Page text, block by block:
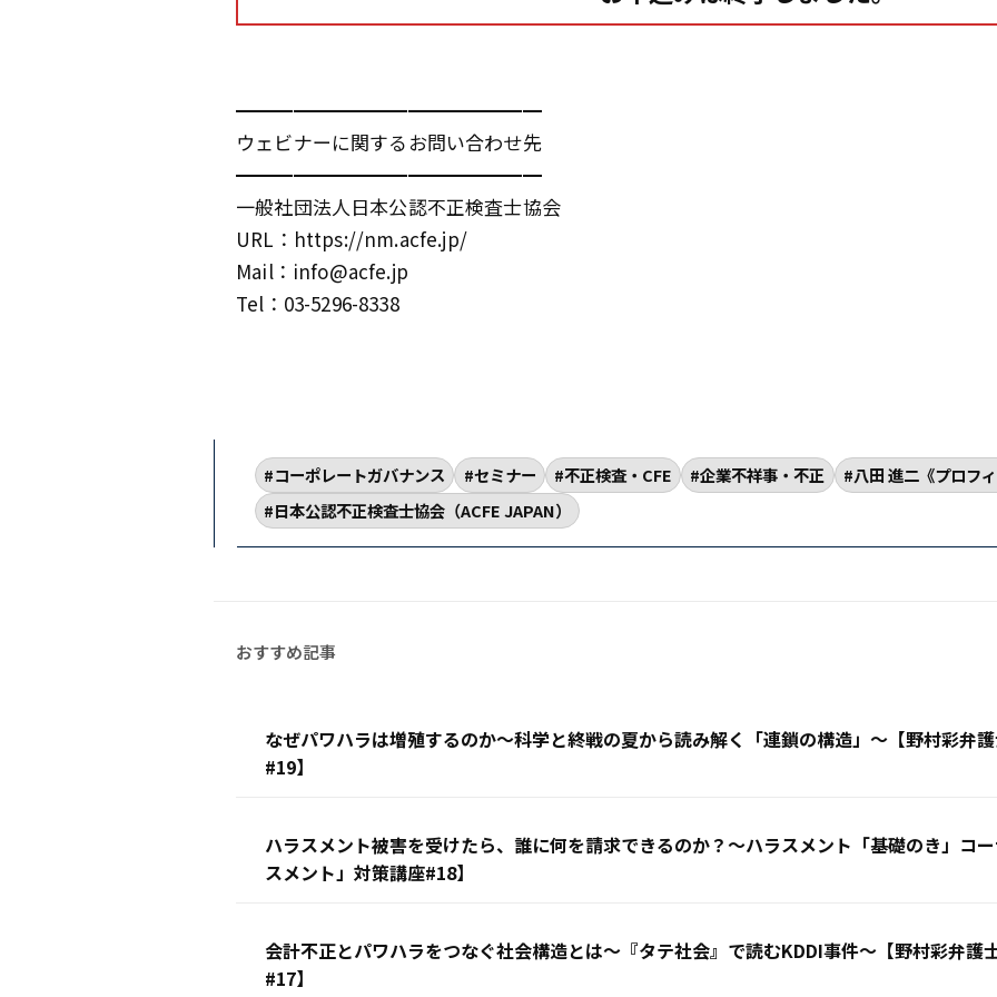
━━━━━━━━━━━━━━━━
ウェビナーに関するお問い合わせ先
━━━━━━━━━━━━━━━━
一般社団法人日本公認不正検査士協会
URL：https://nm.acfe.jp/
Mail：info@acfe.jp
Tel：03-5296-8338
コーポレートガバナンス セミナー 不正検査・CFE 企業不祥事・不正
八田 進二《プロフ
日本公認不正検査士協会（ACFE JAPAN）
なぜパワハラは増殖するのか〜科学と終戦の夏から読み解く「連鎖の構造」〜【野村彩弁
#19】
ハラスメント被害を受けたら、誰に何を請求できるのか？〜ハラスメント「基礎のき」コ
スメント」対策講座#18】
会計不正とパワハラをつなぐ社会構造とは〜『タテ社会』で読むKDDI事件〜【野村彩弁護
#17】